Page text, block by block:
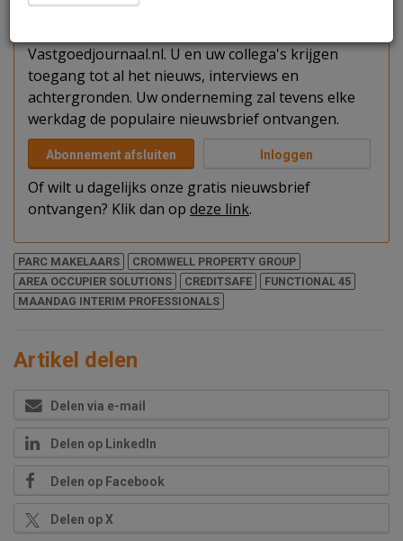
U kunt het artikel niet volledig lezen omdat u nog
Vastgoedjournaal.nl. U en uw collega's krijgen
toegang tot al het nieuws, interviews en
achtergronden. Uw onderneming zal tevens elke
werkdag de populaire nieuwsbrief ontvangen.
Abonnement afsluiten Inloggen
Of wilt u dagelijks onze gratis nieuwsbrief
ontvangen? Klik dan op deze link.
PARC MAKELAARS
CROMWELL PROPERTY GROUP
AREA OCCUPIER SOLUTIONS
CREDITSAFE
FUNCTIONAL 45
MAANDAG INTERIM PROFESSIONALS
Artikel delen
Delen via e-mail
Delen op LinkedIn
Delen op Facebook
Delen op X